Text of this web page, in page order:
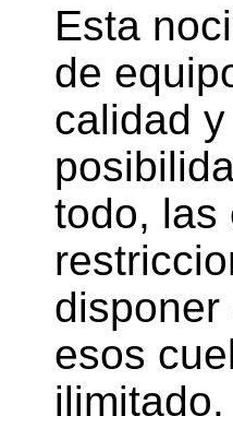
Esta
de
calidad
todo, las
disponer
esos